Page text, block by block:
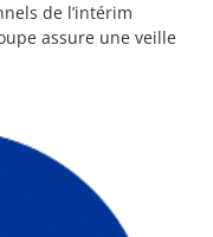
de l’intérim
assure une veille